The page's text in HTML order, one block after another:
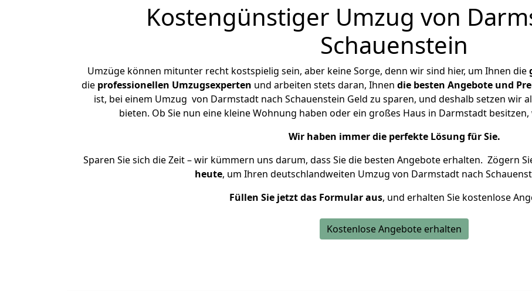
Kostengünstiger Umzug von
Schauenstein
Umzüge können mitunter recht kostspielig sein, aber keine Sorge, denn wir sind hier, um Ihnen die
die professionellen Umzugsexperten und arbeiten stets daran, Ihnen die besten Angebote und
ist, bei einem Umzug von Darmstadt nach Schauenstein Geld zu sparen, und deshalb setzen wir
bieten. Ob Sie nun eine kleine Wohnung haben oder ein großes Haus in Darmstadt
Wir haben immer die perfekte Lösung für Sie.
Sparen Sie sich die Zeit – wir kümmern uns darum, dass Sie die besten Angebote erhalten. Zögern
heute, um Ihren deutschlandweiten Umzug von Darmstadt nach
Füllen Sie jetzt das Formular aus, und erhalten Sie kostenlose
Kostenlose Angebote erhalten